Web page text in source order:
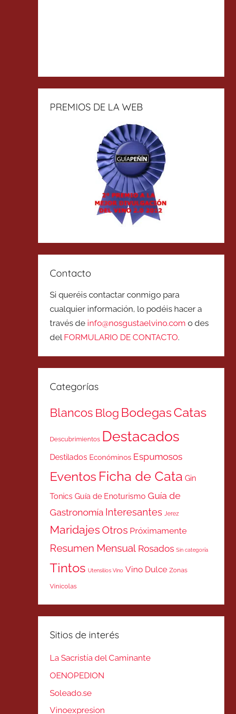
PREMIOS DE LA WEB
Contacto
Si queréis contactar conmigo para
cualquier información, lo podéis hacer a
través de info@nosgustaelvino.com o des
del FORMULARIO DE CONTACTO.
Categorías
Blancos Blog BodegasCatas
Descubrimientos Destacados
Destilados Económinos Espumosos
Eventos Ficha de Cata Gin
Tonics Guía de Enoturismo Guía de
Gastronomía Interesantes Jerez
MaridajesOtros Próximamente
Resumen Mensual Rosados Sin categoría
Tintos Utensilios Vino Vino Dulce Zonas
Vinicolas
Sitios de interés
La Sacristía del Caminante
OENOPEDION
Soleado.se
Vinoexpresion